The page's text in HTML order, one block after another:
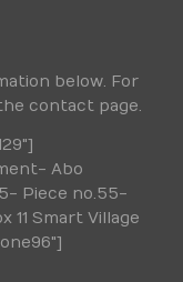
below. For
contact page.
Abo
Piece no.55-
11 Smart Village